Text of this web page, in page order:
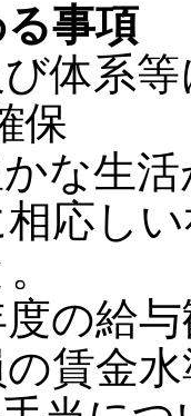
事項
体系
保
な生活
応し
の給
賃金